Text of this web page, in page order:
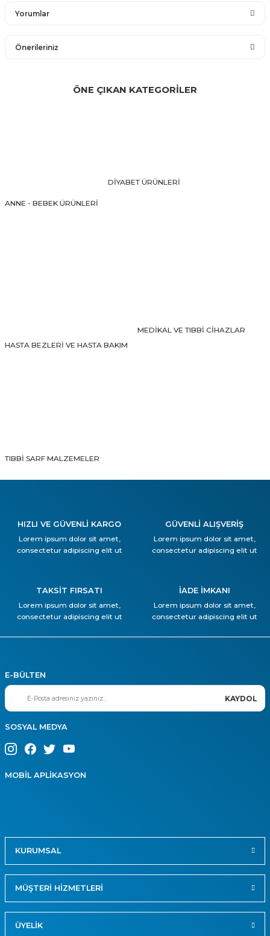
Yorumlar
Önerileriniz
konularda yetersiz gördüğünüz noktaları öneri formunu
kullanarak tarafımıza iletebilirsiniz.
Bu ürüne benzer farklı alternatifler olmalı.
ÖNE ÇIKAN KATEGORİLER
ANNE - BEBEK ÜRÜNLERİ
DİYABET ÜRÜNLERİ
HASTA BEZLERİ VE HASTA BAKIM
MEDİKAL VE TIBBİ CİHAZLAR
TIBBİ SARF MALZEMELER
HIZLI VE GÜVENLİ KARGO
Lorem ipsum dolor sit amet,
consectetur adipiscing elit ut
GÜVENLİ ALIŞVERİŞ
Lorem ipsum dolor sit amet,
consectetur adipiscing elit ut
TAKSİT FIRSATI
Lorem ipsum dolor sit amet,
consectetur adipiscing elit ut
İADE İMKANI
Lorem ipsum dolor sit amet,
consectetur adipiscing elit ut
E-BÜLTEN
KAYDOL
SOSYAL MEDYA
MOBİL APLİKASYON
KURUMSAL
MÜŞTERİ HİZMETLERİ
ÜYELİK